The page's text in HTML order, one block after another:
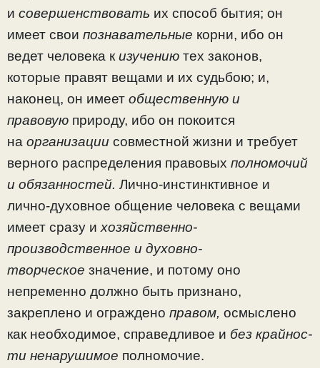
и совершенствовать их способ бытия; он
имеет свои познава­тельные корни, ибо он
ведет человека к изучению тех законов,
которые правят вещами и их судьбою; и,
наконец, он имеет общественную и
правовую природу, ибо он поко­ится
на организации совместной жизни и требует
верного распределения правовых полномочий
и обязанностей. Лич­но-инстинктивное и
лично-духовное общение человека с вещами
имеет сразу и хозяйственно-
производственное и духовно-
творческое значение, и потому оно
непременно должно быть признано,
закреплено и ограждено правом, осмыслено
как необходимое, справедливое и без крайнос­
ти ненарушимое полномочие.